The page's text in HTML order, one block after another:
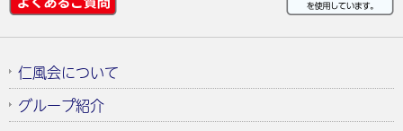
仁風会について
グループ紹介